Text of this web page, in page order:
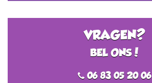
VRAGEN?
BEL ONS!
06 83 05 20 06